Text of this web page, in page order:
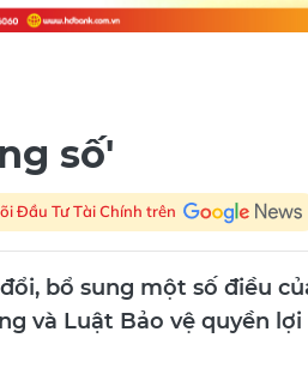
số'
Đầu Tư Tài Chính trên
bổ sung một số điều
và Luật Bảo vệ quyền lợi